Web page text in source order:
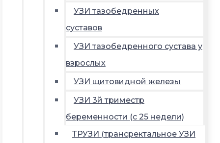
УЗИ тазобедренных
суставов
УЗИ тазобедренного сустава у
взрослых
УЗИ щитовидной железы
УЗИ 3й триместр
беременности (с 25 недели)
ТРУЗИ (трансректальное УЗИ